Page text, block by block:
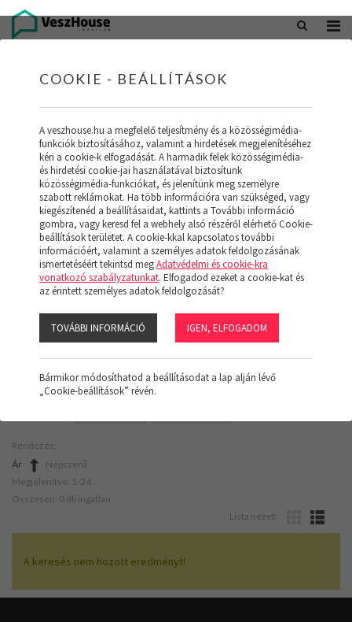
office@veszhouse.hu +36 20 402 5098
INGATLAN KÉSZLETÜNK
(19)
Szűrő megjelenítése
Rendezés:
Ár
Népszerű
Megjelenítve: 1-24
Összesen: 0 db ingatlan
Lista nézet:
A keresés nem hozott eredményt!
COOKIE - BEÁLLÍTÁSOK
A veszhouse.hu a megfelelő teljesítmény és a közösségimédia-
funkciók biztosításához, valamint a hirdetések megjelenítéséhez
kéri a cookie-k elfogadását. A harmadik felek közösségimédia-
és hirdetési cookie-jai használatával biztosítunk
közösségimédia-funkciókat, és jelenítünk meg személyre
szabott reklámokat. Ha több információra van szükséged, vagy
kiegészítenéd a beállításaidat, kattints a További információ
gombra, vagy keresd fel a webhely alsó részéről elérhető Cookie-
beállítások területet. A cookie-kkal kapcsolatos további
információért, valamint a személyes adatok feldolgozásának
ismertetéséért tekintsd megAdatvédelmi és cookie-kra
vonatkozó szabályzatunkat. Elfogadod ezeket a cookie-kat és
az érintett személyes adatok feldolgozását?
TOVÁBBI INFORMÁCIÓ IGEN, ELFOGADOM
Bármikor módosíthatod a beállításodat a lap alján lévő
„Cookie-beállítások” révén.